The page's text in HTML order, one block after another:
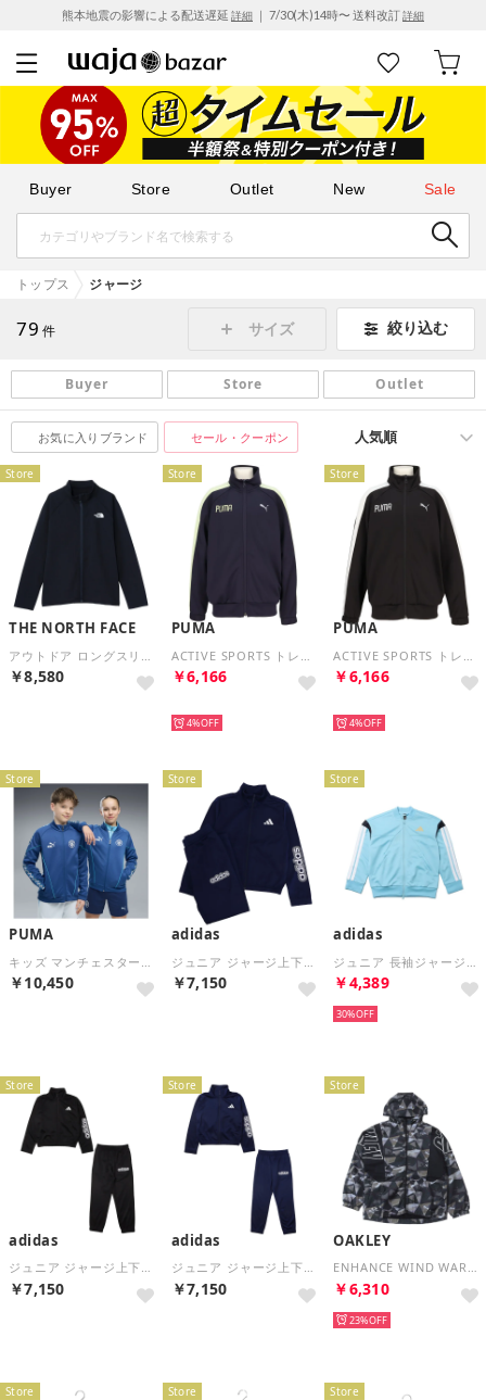
熊本地震の影響による配送遅延 詳細 ｜ 7/30(木)14時〜 送料改訂詳細
Buyer Store Outlet New Sale
トップス ジャージ
79 件 サイズ 絞り込む
Buyer Store Outlet
お気に入りブランド セール・クーポン
Store
THE NORTH FACE
￥8,580
Store
PUMA
￥6,166
4%
Store
PUMA
￥6,166
4%
Store
PUMA
￥10,450
Store
adidas
￥7,150
Store
adidas
￥4,389
30%
Store
adidas
ジュニア ジャージ上下セット エッセンシャルズ クライマクール トラックスーツ KC7245 （ブラック/ホワイト）
￥7,150
Store
adidas
ジュニア ジャージ上下セット エッセンシャルズ クライマクール トラックスーツ KF4551 （ダークブルー/ホワイト）
￥7,150
Store
OAKLEY
ENHANCE WIND WARM JKT YTR 6.0 （BLACK PRINT）
￥6,310
23%
Store Store Store